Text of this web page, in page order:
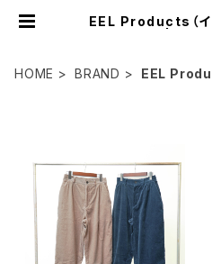
EEL Products（イ
HOME BRAND EEL